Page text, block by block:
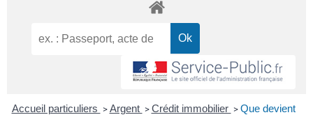
Accueil particuliers > Argent > Crédit immobilier > Que devient